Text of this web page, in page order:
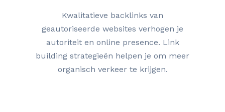
Kwalitatieve backlinks van
geautoriseerde websites verhogen je
autoriteit en online presence. Link
building strategieën helpen je om meer
organisch verkeer te krijgen.